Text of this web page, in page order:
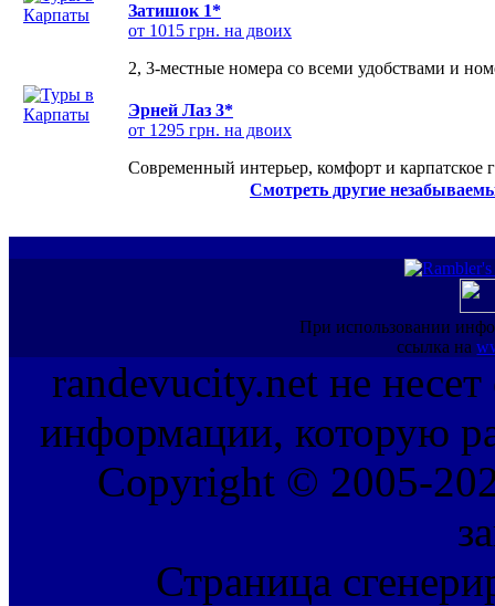
Затишок 1*
от 1015 грн. на двоих
2, 3-местные номера со всеми удобствами и
Эрней Лаз 3*
от 1295 грн. на двоих
Современный интерьер, комфорт и карпатское
Смотреть другие
При использовании
ссылка на
randevucity.net не несет
информации, которую
Copyright © 2005-
Страница